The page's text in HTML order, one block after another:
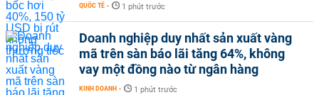
QUỐC TẾ - 1 phút trước
Doanh nghiệp duy nhất sản xuất vàng
mã trên sàn báo lãi tăng 64%, không
vay một đồng nào từ ngân hàng
KINH DOANH - 1 phút trước